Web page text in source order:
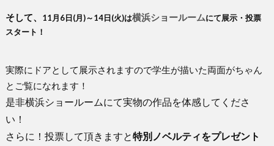
そして、 11月6日(月)～14日(火)は横浜ショールームにて展示・投票
スタート！
実際にドアとして展示されますので学生が描いた両面がちゃん
とご覧になれます！
是非横浜ショールームにて実物の作品を体感してくださ
い！
さらに！投票して頂きますと特別ノベルティをプレゼント